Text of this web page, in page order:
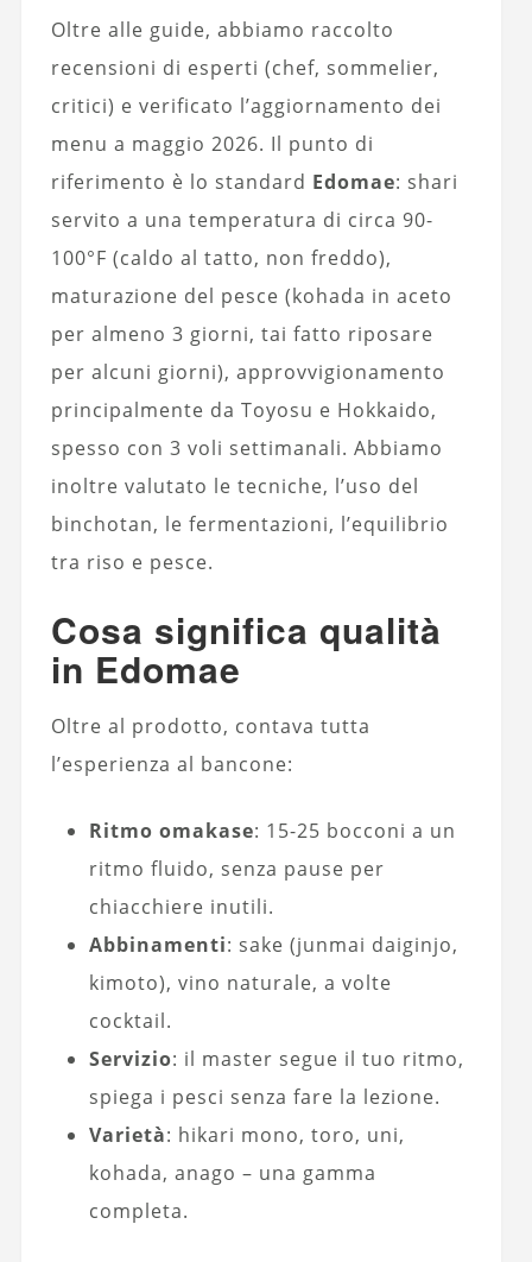
Oltre alle guide, abbiamo raccolto
recensioni di esperti (chef, sommelier,
critici) e verificato l’aggiornamento dei
menu a maggio 2026. Il punto di
riferimento è lo standard Edomae: shari
servito a una temperatura di circa 90-
100°F (caldo al tatto, non freddo),
maturazione del pesce (kohada in aceto
per almeno 3 giorni, tai fatto riposare
per alcuni giorni), approvvigionamento
principalmente da Toyosu e Hokkaido,
spesso con 3 voli settimanali. Abbiamo
inoltre valutato le tecniche, l’uso del
binchotan, le fermentazioni, l’equilibrio
tra riso e pesce.
Cosa significa qualità
in Edomae
Oltre al prodotto, contava tutta
l’esperienza al bancone:
Ritmo omakase: 15-25 bocconi a un
ritmo fluido, senza pause per
chiacchiere inutili.
Abbinamenti: sake (junmai daiginjo,
kimoto), vino naturale, a volte
cocktail.
Servizio: il master segue il tuo ritmo,
spiega i pesci senza fare la lezione.
Varietà: hikari mono, toro, uni,
kohada, anago – una gamma
completa.